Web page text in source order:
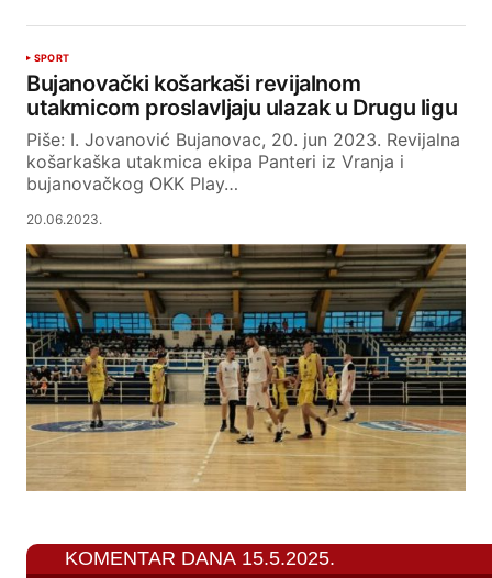
SPORT
Bujanovački košarkaši revijalnom
utakmicom proslavljaju ulazak u Drugu ligu
Piše: I. Jovanović Bujanovac, 20. jun 2023. Revijalna
košarkaška utakmica ekipa Panteri iz Vranja i
bujanovačkog OKK Play…
20.06.2023.
KOMENTAR DANA 15.5.2025.